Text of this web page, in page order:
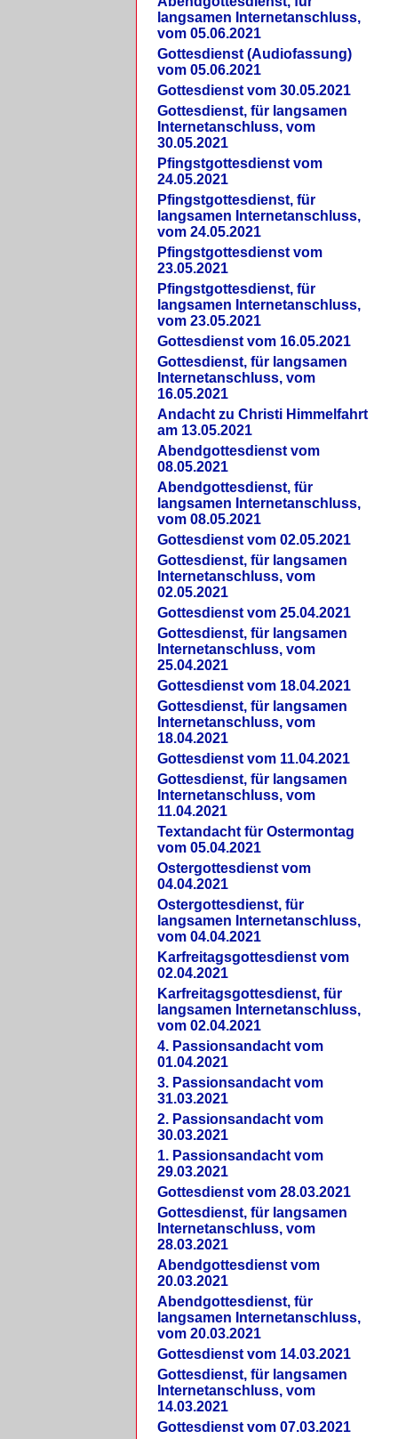
langsamen Internetanschluss,
vom 05.06.2021
Gottesdienst (Audiofassung)
vom 05.06.2021
Gottesdienst vom 30.05.2021
Gottesdienst, für langsamen
Internetanschluss, vom
30.05.2021
Pfingstgottesdienst vom
24.05.2021
Pfingstgottesdienst, für
langsamen Internetanschluss,
vom 24.05.2021
Pfingstgottesdienst vom
23.05.2021
Pfingstgottesdienst, für
langsamen Internetanschluss,
vom 23.05.2021
Gottesdienst vom 16.05.2021
Gottesdienst, für langsamen
Internetanschluss, vom
16.05.2021
Andacht zu Christi Himmelfahrt
am 13.05.2021
Abendgottesdienst vom
08.05.2021
Abendgottesdienst, für
langsamen Internetanschluss,
vom 08.05.2021
Gottesdienst vom 02.05.2021
Gottesdienst, für langsamen
Internetanschluss, vom
02.05.2021
Gottesdienst vom 25.04.2021
Gottesdienst, für langsamen
Internetanschluss, vom
25.04.2021
Gottesdienst vom 18.04.2021
Gottesdienst, für langsamen
Internetanschluss, vom
18.04.2021
Gottesdienst vom 11.04.2021
Gottesdienst, für langsamen
Internetanschluss, vom
11.04.2021
Textandacht für Ostermontag
vom 05.04.2021
Ostergottesdienst vom
04.04.2021
Ostergottesdienst, für
langsamen Internetanschluss,
vom 04.04.2021
Karfreitagsgottesdienst vom
02.04.2021
Karfreitagsgottesdienst, für
langsamen Internetanschluss,
vom 02.04.2021
4. Passionsandacht vom
01.04.2021
3. Passionsandacht vom
31.03.2021
2. Passionsandacht vom
30.03.2021
1. Passionsandacht vom
29.03.2021
Gottesdienst vom 28.03.2021
Gottesdienst, für langsamen
Internetanschluss, vom
28.03.2021
Abendgottesdienst vom
20.03.2021
Abendgottesdienst, für
langsamen Internetanschluss,
vom 20.03.2021
Gottesdienst vom 14.03.2021
Gottesdienst, für langsamen
Internetanschluss, vom
14.03.2021
Gottesdienst vom 07.03.2021